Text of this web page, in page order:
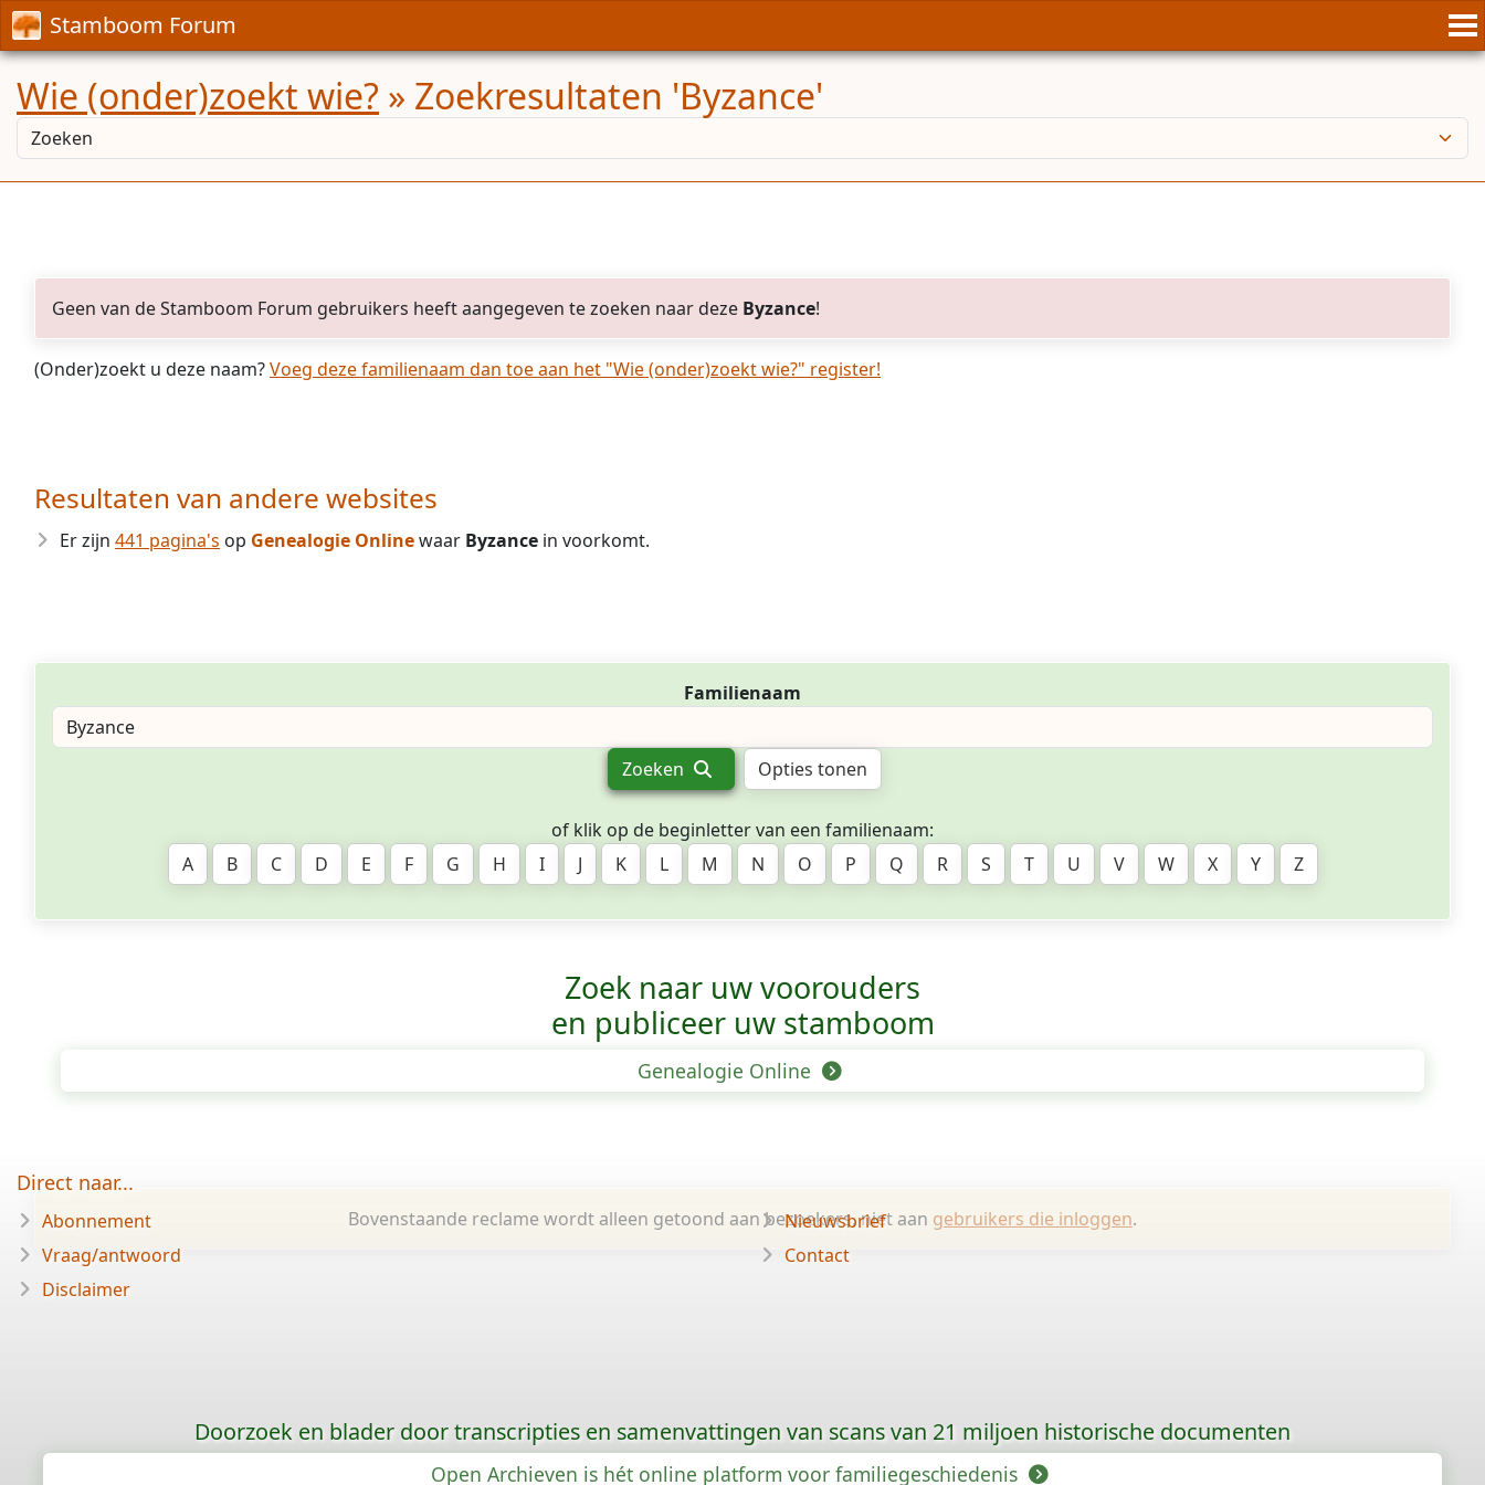
Stamboom Forum
Wie (onder)zoekt wie? » Zoekresultaten 'Byzance'
Geen van de Stamboom Forum gebruikers heeft aangegeven te zoeken naar deze Byzance!
(Onder)zoekt u deze naam?Voeg deze familienaam dan toe aan het "Wie (onder)zoekt wie?" register!
Resultaten van andere websites
Er zijn 441 pagina's op Genealogie Onlinewaar Byzance in voorkomt.
Familienaam
Zoeken Opties tonen
of klik op de beginletter van een familienaam:
A
B C D E F G H I J K L M N O P Q R S T U V W X Y Z
Zoek naar uw voorouders
en publiceer uw stamboom
Genealogie Online
Bovenstaande reclame wordt alleen getoond aan bezoekers, niet aan gebruikers die inloggen.
Direct naar...
Abonnement
Vraag/antwoord
Disclaimer
Nieuwsbrief
Contact
Doorzoek en blader door transcripties en samenvattingen van scans van 21 miljoen historische documenten
Open Archieven is hét online platform voor familiegeschiedenis